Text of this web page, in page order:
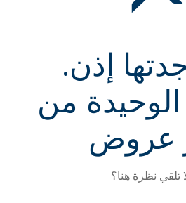
إذن.
من
عروض
تلقي نظرة هنا؟